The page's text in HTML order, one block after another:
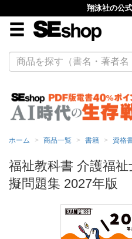
翔泳社の公
ホーム 商品一覧 書籍 資格
福祉教科書 介護福
擬問題集 2027年版